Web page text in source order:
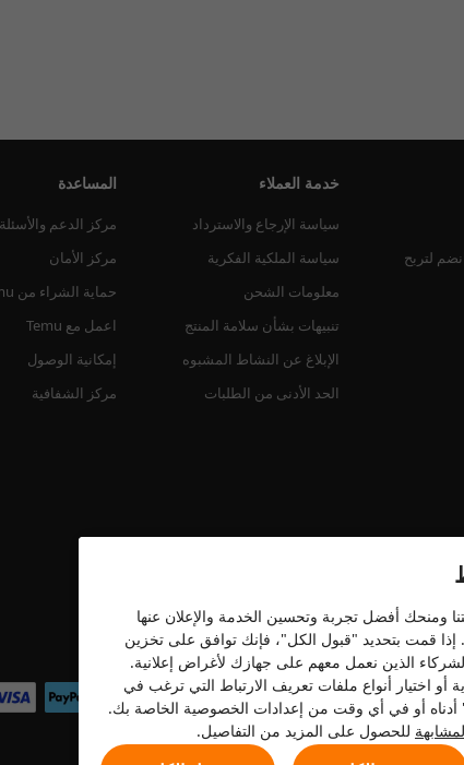
لتربح
خدمة العملاء
سياسة الإرجاع والاسترداد
سياسة الملكية الفكرية
معلومات الشحن
تنبيهات بشأن سلامة المنتج
الإبلاغ عن النشاط المشبوه
الحد الأدنى من الطلبات
المساعدة
مركز الدعم
مركز الأمان
حماية الشراء من Temu
اعمل مع Temu
إمكانية الوصول
مركز الشفافية
نحن نقبل
ومنحك أفضل تجربة وتحسين الخدمة والإعلان عنها
إذا قمت بتحديد "قبول الكل"، فإنك توافق على تخزين
الذين نعمل معهم على جهازك لأغراض إعلانية.
اختيار أنواع ملفات تعريف الارتباط التي ترغب في
أدناه أو في أي وقت من إعدادات الخصوصية الخاصة بك.
للحصول على المزيد من التفاصيل.